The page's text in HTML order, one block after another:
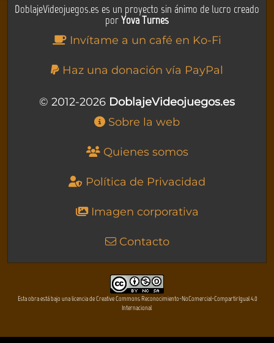
DoblajeVideojuegos.es es un proyecto sin ánimo de lucro creado
porYova Turnes
Invítame a un café en Ko-Fi
Haz una donación vía PayPal
© 2012-2026 DoblajeVideojuegos.es
Sobre la web
Quienes somos
Política de Privacidad
Imagen corporativa
Contacto
Esta obra está bajo una licencia de Creative Commons Reconocimiento-NoComercial-CompartirIgual 4.0
Internacional